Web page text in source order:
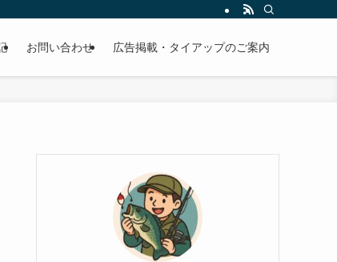
トです。
お問い合わせ 広告掲載・タイアップのご案内